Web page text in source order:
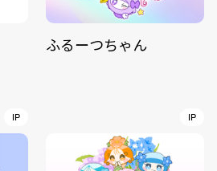
ふるーつちゃん
IP IP